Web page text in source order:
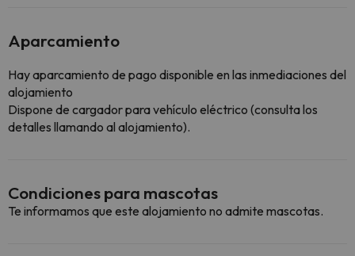
Aparcamiento
Hay aparcamiento de pago disponible en las inmediaciones del
alojamiento
Dispone de cargador para vehículo eléctrico (consulta los
detalles llamando al alojamiento).
Condiciones para mascotas
Te informamos que este alojamiento no admite mascotas.